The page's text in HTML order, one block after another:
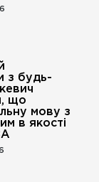
з будь-
що
мову з
в якості